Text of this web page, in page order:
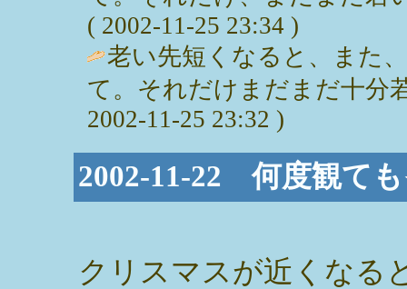
( 2002-11-25 23:34 )
老い先短くなると、また
て。それだけまだまだ十分
2002-11-25 23:32 )
2002-11-22 何度観て
クリスマスが近くなる